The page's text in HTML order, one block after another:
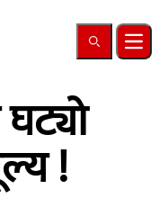
Search
!